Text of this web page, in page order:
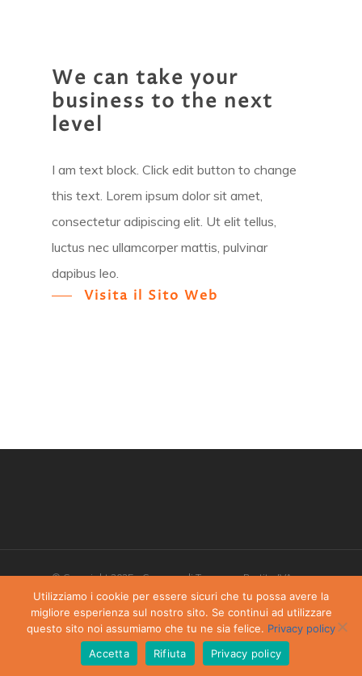
We can take your
business to the next
level
I am text block. Click edit button to change
this text. Lorem ipsum dolor sit amet,
consectetur adipiscing elit. Ut elit tellus,
luctus nec ullamcorper mattis, pulvinar
dapibus leo.
Visita il Sito Web
© Copyright 2025 - Comune di Torgnon - Partita IVA:
00405970070
Privacy Policy-Dichiarazione di accessibilità
Utilizziamo i cookie per essere sicuri che tu possa avere la
migliore esperienza sul nostro sito. Se continui ad utilizzare
questo sito noi assumiamo che tu ne sia felice. Privacy policy
Accetta
Rifiuta Privacy policy